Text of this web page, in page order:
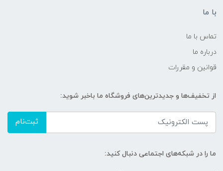
با ما
تماس با ما
درباره ما
قوانین و مقررات
از تخفیف‌ها و جدیدترین‌های فروشگاه ما باخبر شوید:
ثبت‌نام
ما را در شبکه‌های اجتماعی دنبال کنید: